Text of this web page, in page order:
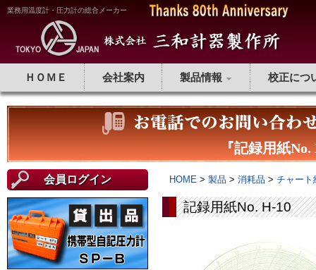
業務用温度計・圧力計の総合メーカー
ＨＯＭＥ 会社案内 製品情報 校正につ
『記録用紙
会員ログイン HOME > 製品 > 消耗品 > チャート
記録用紙No. H-10